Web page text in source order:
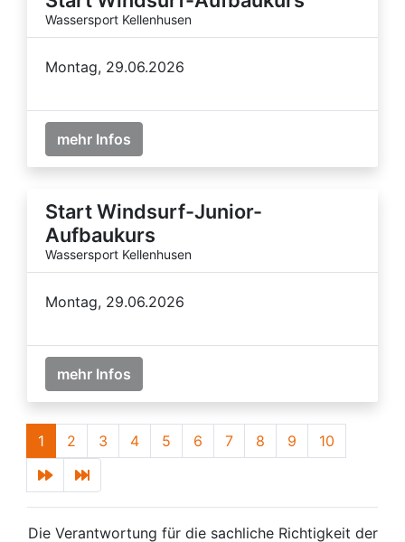
Wassersport Kellenhusen
Montag, 29.06.2026
mehr Infos
Start Windsurf-Junior-
Aufbaukurs
Wassersport Kellenhusen
Montag, 29.06.2026
mehr Infos
1 2 3 4 5 6 7 8 9 10
Die Verantwortung für die sachliche Richtigkeit der